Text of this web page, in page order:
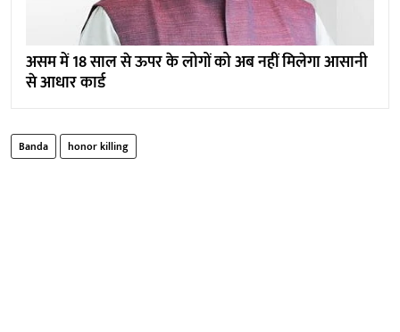
असम में 18 साल से ऊपर के लोगों को अब नहीं मिलेगा आसानी
से आधार कार्ड
Banda honor killing